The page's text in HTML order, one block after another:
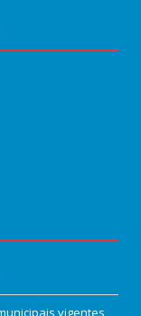
vigentes